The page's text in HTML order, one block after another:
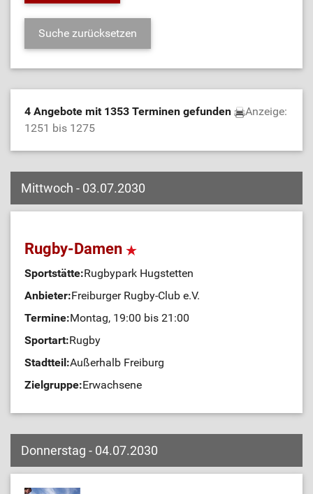
4 Angebote mit 1353 Terminen gefunden
Anzeige:
1251 bis 1275
Mittwoch - 03.07.2030
Rugby-Damen
Sportstätte:Rugbypark Hugstetten
Anbieter:Freiburger Rugby-Club e.V.
Termine:Montag, 19:00 bis 21:00
Sportart:Rugby
Stadtteil:Außerhalb Freiburg
Zielgruppe:Erwachsene
Donnerstag - 04.07.2030